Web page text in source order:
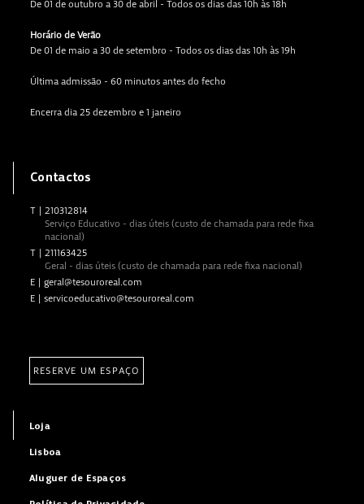
De 01 de outubro a 30 de abril - Todos os dias das 10h às 18h
Horário de Verão
De 01 de maio a 30 de setembro - Todos os dias das 10h às 19h
Última admissão - 60 minutos antes do fecho
Encerra dia 25 dezembro e 1 janeiro
Contactos
T | 210312814
Serviço Educativo - dias úteis (custo de chamada para rede fixa
nacional)
T | 211163425
Geral - dias úteis (custo de chamada para rede fixa nacional)
E | geral@tesouroreal.com
E | servicoeducativo@tesouroreal.com
RESERVE UM ESPAÇO
Loja
Lisboa
Aluguer de Espaços